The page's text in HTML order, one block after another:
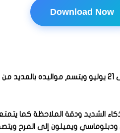
Download Now
يمتد برج الجوزاء في الفترة ما بين 22 مايو إلى 21
الشديد ودقة الملاحظة كما
ودبلوماسي ويميلون إلى المرح